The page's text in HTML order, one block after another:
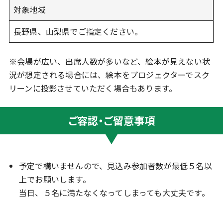
対象地域
長野県、山梨県でご指定ください。
※会場が広い、出席人数が多いなど、絵本が見えない状
況が想定される場合には、絵本をプロジェクターでスク
リーンに投影させていただく場合もあります。
ご容認・ご留意事項
予定で構いませんので、見込み参加者数が最低５名以
上でお願いします。
当日、５名に満たなくなってしまっても大丈夫です。